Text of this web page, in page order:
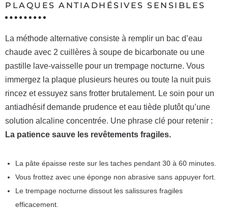
PLAQUES ANTIADHÉSIVES SENSIBLES
La méthode alternative consiste à remplir un bac d’eau
chaude avec 2 cuillères à soupe de bicarbonate ou une
pastille lave-vaisselle pour un trempage nocturne. Vous
immergez la plaque plusieurs heures ou toute la nuit puis
rincez et essuyez sans frotter brutalement. Le soin pour un
antiadhésif demande prudence et eau tiède plutôt qu’une
solution alcaline concentrée. Une phrase clé pour retenir :
La patience sauve les revêtements fragiles.
La pâte épaisse reste sur les taches pendant 30 à 60 minutes.
Vous frottez avec une éponge non abrasive sans appuyer fort.
Le trempage nocturne dissout les salissures fragiles
efficacement.